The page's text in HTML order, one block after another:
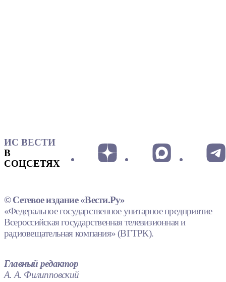
ИС ВЕСТИ
В
СОЦСЕТЯХ
© Сетевое издание «Вести.Ру»
«Федеральное государственное унитарное предприятие
Всероссийская государственная телевизионная и
радиовещательная компания» (ВГТРК).
Главный редактор
А. А. Филипповский